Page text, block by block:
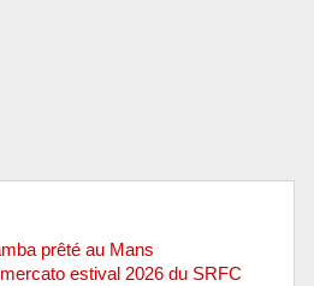
prêté au Mans
estival 2026 du SRFC